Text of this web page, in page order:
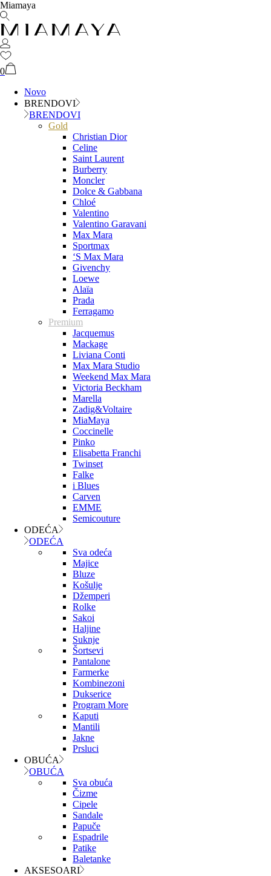
Miamaya
0
Novo
BRENDOVI
BRENDOVI
Gold
Christian Dior
Celine
Saint Laurent
Burberry
Moncler
Dolce & Gabbana
Chloé
Valentino
Valentino Garavani
Max Mara
Sportmax
‘S Max Mara
Givenchy
Loewe
Alaïa
Prada
Ferragamo
Premium
Jacquemus
Mackage
Liviana Conti
Max Mara Studio
Weekend Max Mara
Victoria Beckham
Marella
Zadig&Voltaire
MiaMaya
Coccinelle
Pinko
Elisabetta Franchi
Twinset
Falke
i Blues
Carven
EMME
Semicouture
ODEĆA
ODEĆA
Sva odeća
Majice
Bluze
Košulje
Džemperi
Rolke
Sakoi
Haljine
Suknje
Šortsevi
Pantalone
Farmerke
Kombinezoni
Dukserice
Program More
Kaputi
Mantili
Jakne
Prsluci
OBUĆA
OBUĆA
Sva obuća
Čizme
Cipele
Sandale
Papuče
Espadrile
Patike
Baletanke
AKSESOARI